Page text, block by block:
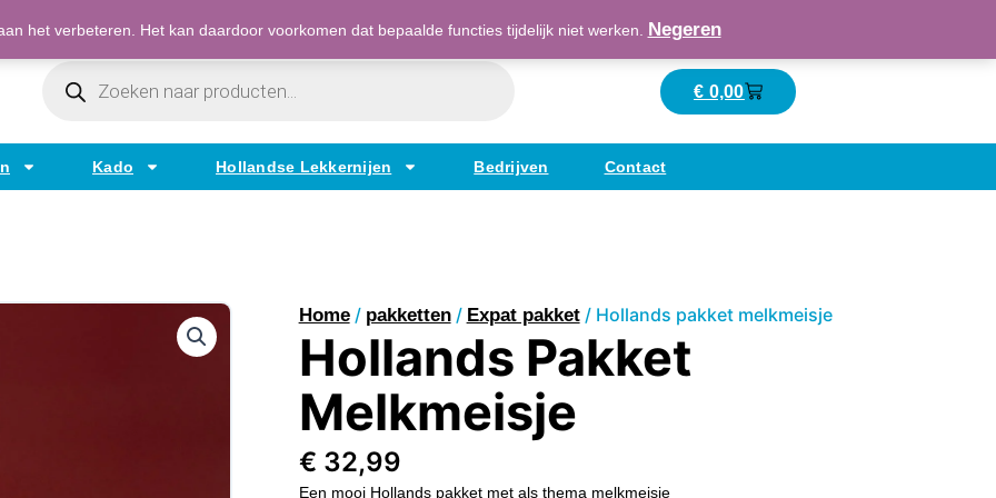
het verbeteren. Het kan daardoor voorkomen dat bepaalde functies tijdelijk niet werken. Negeren
Bestellen op factuur mogelijk voor bedrijven
Maatschappelijk verantwoord ondernemend
Producten
€ 0,00Winkelwagen
Kado Hollandse Lekkernijen Bedrijven Contact
Home/ pakketten/ Expat pakket/ Hollands pakket melkmeisje
Hollands Pakket
Melkmeisje
€ 32,99
Een mooi Hollands pakket met als thema melkmeisje